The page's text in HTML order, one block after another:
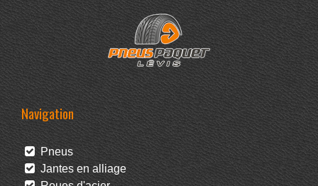
Navigation
Pneus
Jantes en alliage